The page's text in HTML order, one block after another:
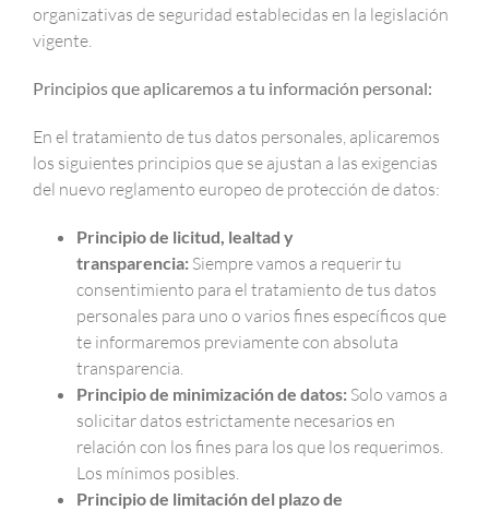
organizativas de seguridad establecidas en la legislación
vigente.
Principios que aplicaremos a tu información personal:
En el tratamiento de tus datos personales, aplicaremos
los siguientes principios que se ajustan a las exigencias
del nuevo reglamento europeo de protección de datos:
Principio de licitud, lealtad y
transparencia: Siempre vamos a requerir tu
consentimiento para el tratamiento de tus datos
personales para uno o varios fines específicos que
te informaremos previamente con absoluta
transparencia.
Principio de minimización de datos: Solo vamos a
solicitar datos estrictamente necesarios en
relación con los fines para los que los requerimos.
Los mínimos posibles.
Principio de limitación del plazo de